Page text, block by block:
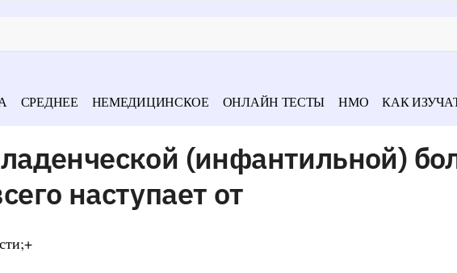
СРЕДНЕЕ НЕМЕДИЦИНСКОЕ ОНЛАЙН ТЕСТЫ НМО КАК
(инфантильной)
наступает от